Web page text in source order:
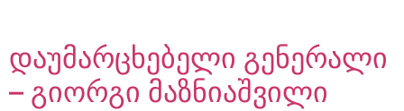
დაუმარცხებელი გენერალი
– გიორგი მაზნიაშვილი